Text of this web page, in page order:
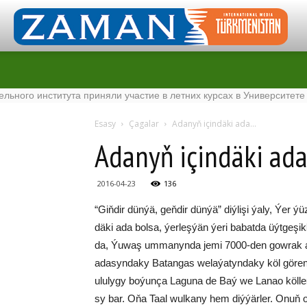
приняли участие в летних курсах в Университете
Esasy Çagalar Adanyň içindäki ada…
Adanyň içindäki
2016-04-23 136
“Giň­dir dün­ýä, geň­dir dün­ýä” diý­li­şi ýa­ly, Ýer
dä­ki ada bol­sa, ýer­leş­ýän ýe­ri ba­bat­da
da, Ýu­waş um­ma­nyn­da je­mi 7000-den
ada­syn­da­ky Ba­tan­gas we­la­ýa­tyn­da­ky köl
ulu­ly­gy bo­ýun­ça La­gu­na de Baý we La­nao
sy bar. Oňa Ta­al wul­ka­ny hem diý­ýär­ler.